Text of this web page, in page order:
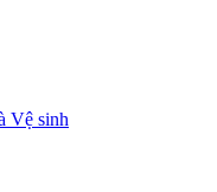
Vệ sinh